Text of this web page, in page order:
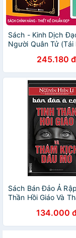
Sách - Kinh Dịch
Người Quân Tử (Tái
245.180 đ
Sách Bán Đảo Ả
Thần Hồi Giáo Và
134.000